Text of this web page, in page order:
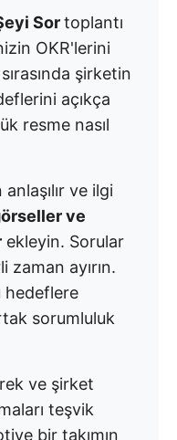
Sortoplantı
OKR'lerini
şirketin
açıkça
resme nasıl
ve ilgi
ve
ekleyin. Sorular
zaman ayırın.
hedeflere
sorumluluk
ve şirket
teşvik
bir takımın